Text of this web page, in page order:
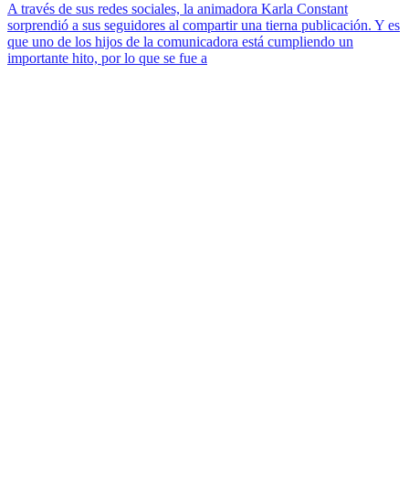
A través de sus redes sociales, la animadora Karla Constant
sorprendió a sus seguidores al compartir una tierna publicación. Y es
que uno de los hijos de la comunicadora está cumpliendo un
importante hito, por lo que se fue a